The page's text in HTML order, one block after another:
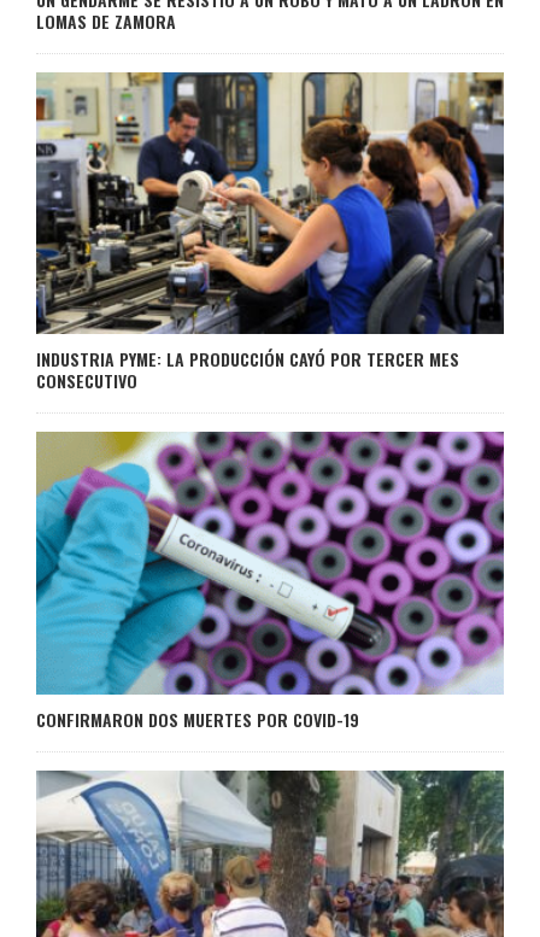
LOMAS DE ZAMORA
INDUSTRIA PYME: LA PRODUCCIÓN CAYÓ POR TERCER MES
CONSECUTIVO
CONFIRMARON DOS MUERTES POR COVID-19